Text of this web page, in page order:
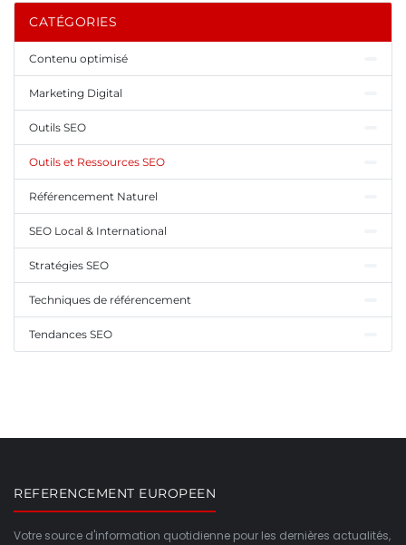
CATÉGORIES
Contenu optimisé
Marketing Digital
Outils SEO
Outils et Ressources SEO
Référencement Naturel
SEO Local & International
Stratégies SEO
Techniques de référencement
Tendances SEO
REFERENCEMENT EUROPEEN
Votre source d'information quotidienne pour les dernières actualités,